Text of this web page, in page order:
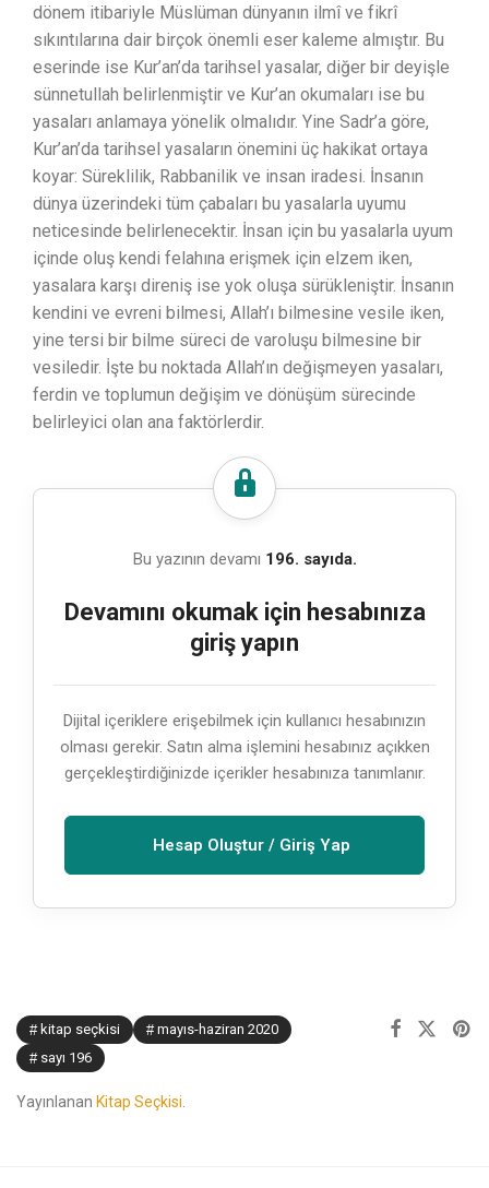
dönem itibariyle Müslüman dünyanın ilmî ve fikrî
sıkıntılarına dair birçok önemli eser kaleme almıştır. Bu
eserinde ise Kur’an’da tarihsel yasalar, diğer bir deyişle
sünnetullah belirlenmiştir ve Kur’an okumaları ise bu
yasaları anlamaya yönelik olmalıdır. Yine Sadr’a göre,
Kur’an’da tarihsel yasaların önemini üç hakikat ortaya
koyar: Süreklilik, Rabbanilik ve insan iradesi. İnsanın
dünya üzerindeki tüm çabaları bu yasalarla uyumu
neticesinde belirlenecektir. İnsan için bu yasalarla uyum
içinde oluş kendi felahına erişmek için elzem iken,
yasalara karşı direniş ise yok oluşa sürükleniştir. İnsanın
kendini ve evreni bilmesi, Allah’ı bilmesine vesile iken,
yine tersi bir bilme süreci de varoluşu bilmesine bir
vesiledir. İşte bu noktada Allah’ın değişmeyen yasaları,
ferdin ve toplumun değişim ve dönüşüm sürecinde
belirleyici olan ana faktörlerdir.
Bu yazının devamı 196. sayıda.
Devamını okumak için hesabınıza
giriş yapın
Dijital içeriklere erişebilmek için kullanıcı hesabınızın
olması gerekir. Satın alma işlemini hesabınız açıkken
gerçekleştirdiğinizde içerikler hesabınıza tanımlanır.
Hesap Oluştur / Giriş Yap
kitap seçkisi
mayıs-haziran 2020
sayı 196
Yayınlanan Kitap Seçkisi